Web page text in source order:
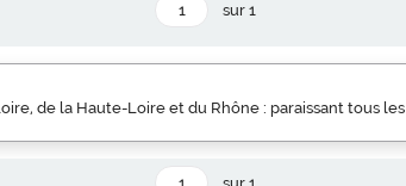
sur 1
de la Haute-Loire et du Rhône : paraissant tous